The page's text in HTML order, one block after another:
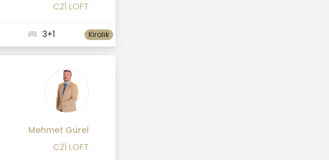
C21 LOFT
3+1 Kiralık
Mehmet Gürel
C21 LOFT